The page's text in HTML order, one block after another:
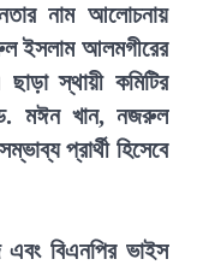
নাম আলোচনায়
ইসলাম আলমগীরের
স্থায়ী কমিটির
মঈন খান, নজরুল
প্রার্থী হিসেবে
বিএনপির ভাইস